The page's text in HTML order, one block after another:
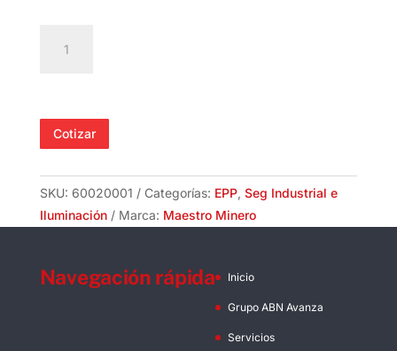
Morral
Descarne
Minero
Minero
cantidad
Cotizar
SKU: 60020001 Categorías: EPP, Seg Industrial e
Iluminación
Marca: Maestro Minero
Navegación rápida Inicio
Grupo ABN Avanza
Servicios